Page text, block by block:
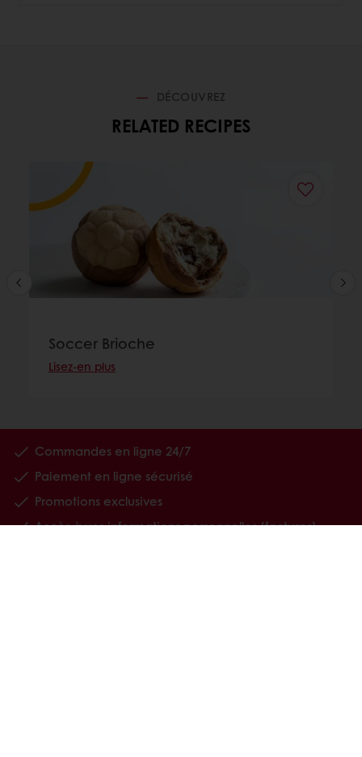
DÉCOUVREZ
RELATED RECIPES
Soccer Brioche
Lisez-en plus
Commandes en ligne 24/7
Paiement en ligne sécurisé
Promotions exclusives
Accès à vos informations personnelles (factures)